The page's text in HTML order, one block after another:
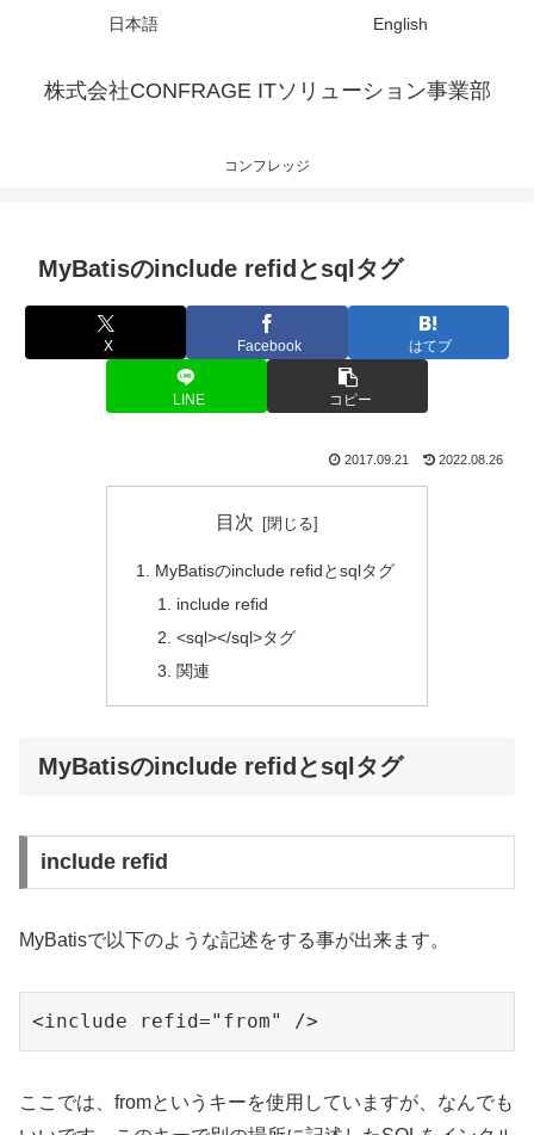
株式会社CONFRAGE ITソリューション事業部
コンフレッジ
日本語 English
MyBatisのinclude refidとsqlタグ
X Facebook はてブ
LINE コピー
2017.09.21 2022.08.26
目次
MyBatisのinclude refidとsqlタグ
include refid
<sql></sql>タグ
関連
MyBatisのinclude refidとsqlタグ
include refid
MyBatisで以下のような記述をする事が出来ます。
<include refid="from" />
ここでは、fromというキーを使用していますが、なんでも